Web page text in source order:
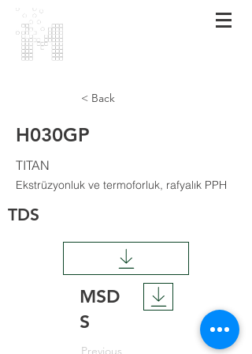
< Back
H030GP
TITAN
Ekstrüzyonluk ve termoforluk, rafyalık PPH
TDS
MSD
S
Previous